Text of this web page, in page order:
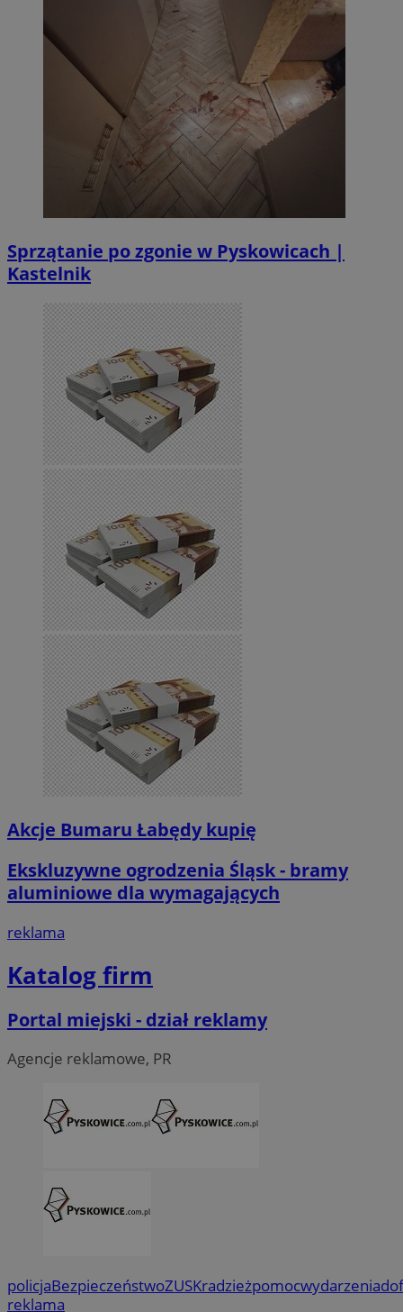
Sprzątanie po zgonie w Pyskowicach |
Kastelnik
Akcje Bumaru Łabędy kupię
Ekskluzywne ogrodzenia Śląsk - bramy
aluminiowe dla wymagających
reklama
Katalog firm
Portal miejski - dział reklamy
Agencje reklamowe, PR
policjaBezpieczeństwoZUSKradzieżpomocwydarzenia
reklama